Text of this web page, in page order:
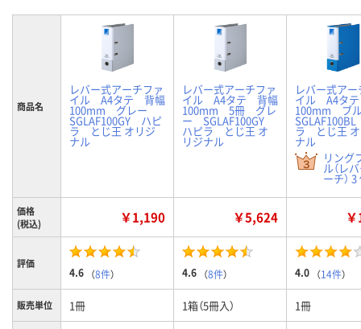
商品名
レバー式アーチファ
イル A4タテ 背幅
100mm グレー
SGLAF100GY ハピ
ラ とじ王 オリジ
ナル
レバー式アーチファ
イル A4タテ 背幅
100mm 5冊 グレ
ー SGLAF100GY
ハピラ とじ王 オ
リジナル
レバー式ア
イル A4タ
100mm ブ
ラ とじ王
ナル
リング
ル（レ
ーチ） 3
価格
(税込)
￥1,190 ￥5,624
評価
4.6 （8件） 4.6 （8件） 4.0 （14件）
販売単位 1冊 1箱（5冊入） 1冊